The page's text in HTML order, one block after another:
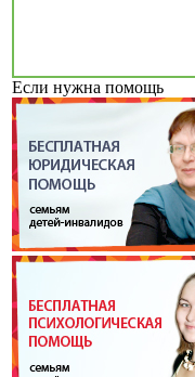
Если нужна помощь